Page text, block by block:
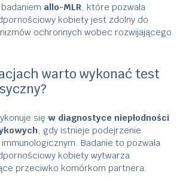
allo-MLR, które pozwala
kobiety jest zdolny do
ochronnych wobec rozwijającego
warto wykonać test
się w diagnostyce niepłodności
, gdy istnieje podejrzenie
Badanie to pozwala
kobiety wytwarza
przeciwko komórkom partnera.